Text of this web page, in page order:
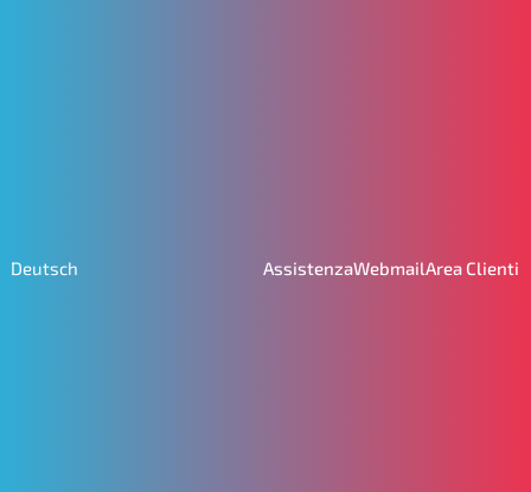
Deutsch AssistenzaWebmailArea Clienti